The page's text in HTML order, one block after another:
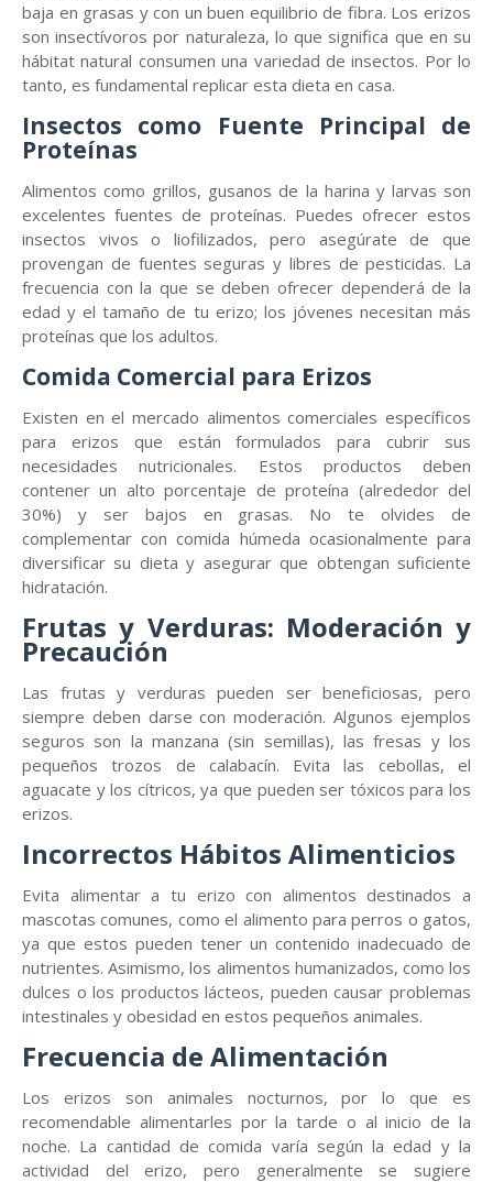
baja en grasas y con un buen equilibrio de fibra. Los erizos
son insectívoros por naturaleza, lo que significa que en su
hábitat natural consumen una variedad de insectos. Por lo
tanto, es fundamental replicar esta dieta en casa.
Insectos como Fuente Principal de
Proteínas
Alimentos como grillos, gusanos de la harina y larvas son
excelentes fuentes de proteínas. Puedes ofrecer estos
insectos vivos o liofilizados, pero asegúrate de que
provengan de fuentes seguras y libres de pesticidas. La
frecuencia con la que se deben ofrecer dependerá de la
edad y el tamaño de tu erizo; los jóvenes necesitan más
proteínas que los adultos.
Comida Comercial para Erizos
Existen en el mercado alimentos comerciales específicos
para erizos que están formulados para cubrir sus
necesidades nutricionales. Estos productos deben
contener un alto porcentaje de proteína (alrededor del
30%) y ser bajos en grasas. No te olvides de
complementar con comida húmeda ocasionalmente para
diversificar su dieta y asegurar que obtengan suficiente
hidratación.
Frutas y Verduras: Moderación y
Precaución
Las frutas y verduras pueden ser beneficiosas, pero
siempre deben darse con moderación. Algunos ejemplos
seguros son la manzana (sin semillas), las fresas y los
pequeños trozos de calabacín. Evita las cebollas, el
aguacate y los cítricos, ya que pueden ser tóxicos para los
erizos.
Incorrectos Hábitos Alimenticios
Evita alimentar a tu erizo con alimentos destinados a
mascotas comunes, como el alimento para perros o gatos,
ya que estos pueden tener un contenido inadecuado de
nutrientes. Asimismo, los alimentos humanizados, como los
dulces o los productos lácteos, pueden causar problemas
intestinales y obesidad en estos pequeños animales.
Frecuencia de Alimentación
Los erizos son animales nocturnos, por lo que es
recomendable alimentarles por la tarde o al inicio de la
noche. La cantidad de comida varía según la edad y la
actividad del erizo, pero generalmente se sugiere